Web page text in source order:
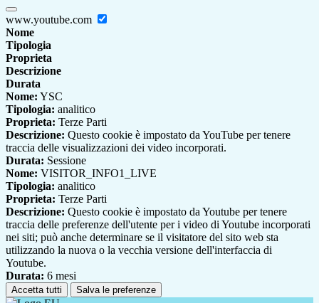
www.youtube.com
Nome
Tipologia
Proprieta
Descrizione
Durata
Nome: YSC
Tipologia: analitico
Proprieta: Terze Parti
Descrizione: Questo cookie è impostato da YouTube per tenere
traccia delle visualizzazioni dei video incorporati.
Durata: Sessione
Nome: VISITOR_INFO1_LIVE
Tipologia: analitico
Proprieta: Terze Parti
Descrizione: Questo cookie è impostato da Youtube per tenere
traccia delle preferenze dell'utente per i video di Youtube incorporati
nei siti; può anche determinare se il visitatore del sito web sta
utilizzando la nuova o la vecchia versione dell'interfaccia di
Youtube.
Durata: 6 mesi
Accetta tutti Salva le preferenze